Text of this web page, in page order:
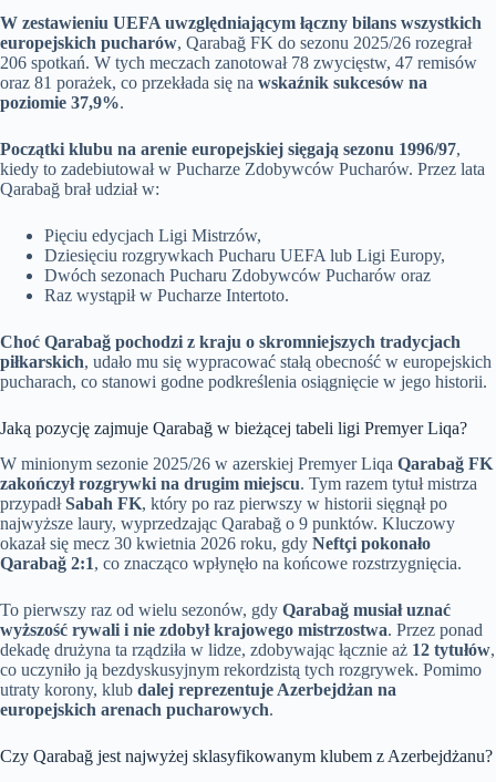
W zestawieniu UEFA uwzględniającym łączny bilans wszystkich
europejskich pucharów, Qarabağ FK do sezonu 2025/26 rozegrał
206 spotkań. W tych meczach zanotował 78 zwycięstw, 47 remisów
oraz 81 porażek, co przekłada się na wskaźnik sukcesów na
poziomie 37,9%.
Początki klubu na arenie europejskiej sięgają sezonu 1996/97,
kiedy to zadebiutował w Pucharze Zdobywców Pucharów. Przez lata
Qarabağ brał udział w:
Pięciu edycjach Ligi Mistrzów,
Dziesięciu rozgrywkach Pucharu UEFA lub Ligi Europy,
Dwóch sezonach Pucharu Zdobywców Pucharów oraz
Raz wystąpił w Pucharze Intertoto.
Choć Qarabağ pochodzi z kraju o skromniejszych tradycjach
piłkarskich, udało mu się wypracować stałą obecność w europejskich
pucharach, co stanowi godne podkreślenia osiągnięcie w jego historii.
Jaką pozycję zajmuje Qarabağ w bieżącej tabeli ligi Premyer Liqa?
W minionym sezonie 2025/26 w azerskiej Premyer Liqa Qarabağ FK
zakończył rozgrywki na drugim miejscu. Tym razem tytuł mistrza
przypadłSabah FK, który po raz pierwszy w historii sięgnął po
najwyższe laury, wyprzedzając Qarabağ o 9 punktów. Kluczowy
okazał się mecz 30 kwietnia 2026 roku, gdy Neftçi pokonało
Qarabağ 2:1, co znacząco wpłynęło na końcowe rozstrzygnięcia.
To pierwszy raz od wielu sezonów, gdy Qarabağ musiał uznać
wyższość rywali i nie zdobył krajowego mistrzostwa. Przez ponad
dekadę drużyna ta rządziła w lidze, zdobywając łącznie aż 12 tytułów,
co uczyniło ją bezdyskusyjnym rekordzistą tych rozgrywek. Pomimo
utraty korony, klub dalej reprezentuje Azerbejdżan na
europejskich arenach pucharowych.
Czy Qarabağ jest najwyżej sklasyfikowanym klubem z Azerbejdżanu?